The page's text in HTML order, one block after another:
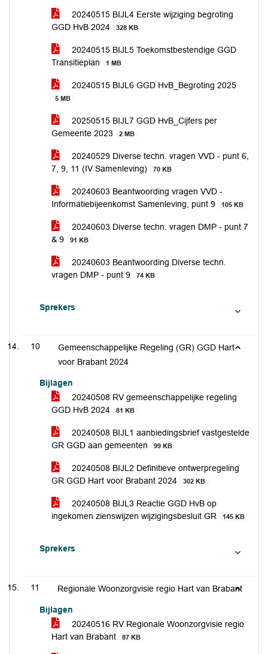
20240515 BIJL4 Eerste wijziging begroting
GGD HvB 2024
328 KB
20240515 BIJL5 Toekomstbestendige GGD
Transitieplan
1 MB
20240515 BIJL6 GGD HvB_Begroting 2025
5 MB
20250515 BIJL7 GGD HvB_Cijfers per
Gemeente 2023
2 MB
20240529 Diverse techn. vragen VVD - punt 6,
7, 9, 11 (IV Samenleving)
70 KB
20240603 Beantwoording vragen VVD -
Informatiebijeenkomst Samenleving, punt 9
105 KB
20240603 Diverse techn. vragen DMP - punt 7
& 9
91 KB
20240603 Beantwoording Diverse techn.
vragen DMP - punt 9
74 KB
Sprekers
10
Gemeenschappelijke Regeling (GR) GGD Hart
voor Brabant 2024
Bijlagen
20240508 RV gemeenschappelijke regeling
GGD HvB 2024
81 KB
20240508 BIJL1 aanbiedingsbrief vastgestelde
GR GGD aan gemeenten
99 KB
20240508 BIJL2 Definitieve ontwerpregeling
GR GGD Hart voor Brabant 2024
302 KB
20240508 BIJL3 Reactie GGD HvB op
ingekomen zienswijzen wijzigingsbesluit GR
145 KB
Sprekers
11 Regionale Woonzorgvisie regio Hart van Brabant
Bijlagen
20240516 RV Regionale Woonzorgvisie regio
Hart van Brabant
87 KB